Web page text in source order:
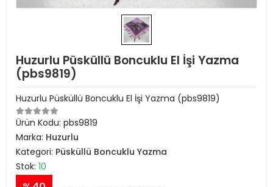
Huzurlu Püsküllü Boncuklu El İşi Yazma
(pbs9819)
Huzurlu Püsküllü Boncuklu El İşi Yazma (pbs9819)
Ürün Kodu: pbs9819
Marka: Huzurlu
Kategori: Püsküllü Boncuklu Yazma
Stok: 10